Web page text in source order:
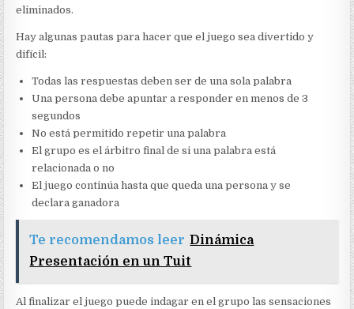
eliminados.
Hay algunas pautas para hacer que el juego sea divertido y
difícil:
Todas las respuestas deben ser de una sola palabra
Una persona debe apuntar a responder en menos de 3
segundos
No está permitido repetir una palabra
El grupo es el árbitro final de si una palabra está
relacionada o no
El juego continúa hasta que queda una persona y se
declara ganadora
Te recomendamos leer Dinámica
Presentación en un Tuit
Al finalizar el juego puede indagar en el grupo las sensaciones